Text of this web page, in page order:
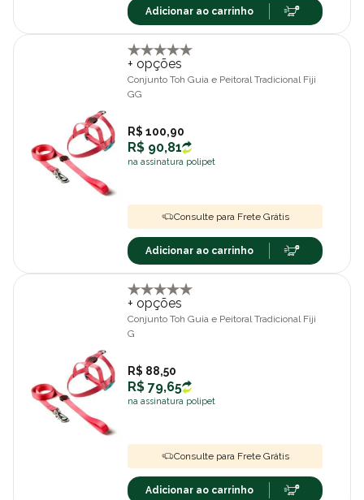
Adicionar ao carrinho
+ opções
Conjunto Toh Guia e Peitoral Tradicional Fiji
GG
R$ 100,90
R$ 90,81
na assinatura polipet
Consulte para Frete Grátis
Adicionar ao carrinho
+ opções
Conjunto Toh Guia e Peitoral Tradicional Fiji
G
R$ 88,50
R$ 79,65
na assinatura polipet
Consulte para Frete Grátis
Adicionar ao carrinho